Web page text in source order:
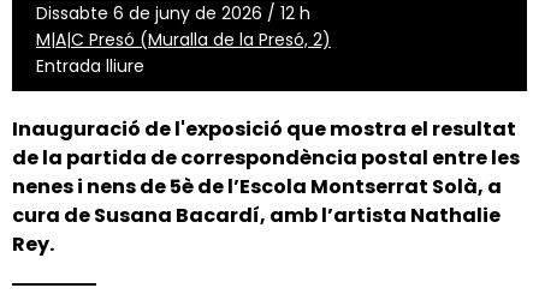
Dissabte 6 de juny de 2026 / 12 h
M|A|C Presó (Muralla de la Presó, 2)
Entrada lliure
Inauguració de l'exposició que mostra el resultat
de la partida de correspondència postal entre les
nenes i nens de 5è de l’Escola Montserrat Solà, a
cura deSusana Bacardí, amb l’artista Nathalie
Rey.